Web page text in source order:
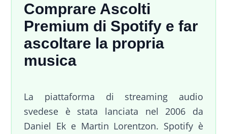
Comprare Ascolti
Premium di Spotify e far
ascoltare la propria
musica
La piattaforma di streaming audio
svedese è stata lanciata nel 2006 da
Daniel Ek e Martin Lorentzon. Spotify è